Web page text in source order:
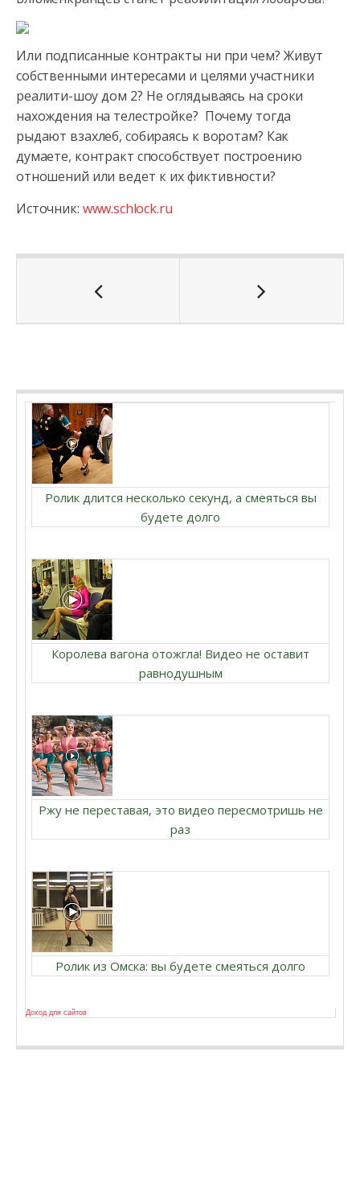
Или подписанные контракты ни при чем? Живут
собственными интересами и целями участники
реалити-шоу дом 2? Не оглядываясь на сроки
нахождения на телестройке? Почему тогда
рыдают взахлеб, собираясь к воротам? Как
думаете, контракт способствует построению
отношений или ведет к их фиктивности?
Источник: www.schlock.ru
Ролик длится несколько секунд, а смеяться вы
будете долго
Королева вагона отожгла! Видео не оставит
равнодушным
Ржу не переставая, это видео пересмотришь не
раз
Ролик из Омска: вы будете смеяться долго
Доход для сайтов